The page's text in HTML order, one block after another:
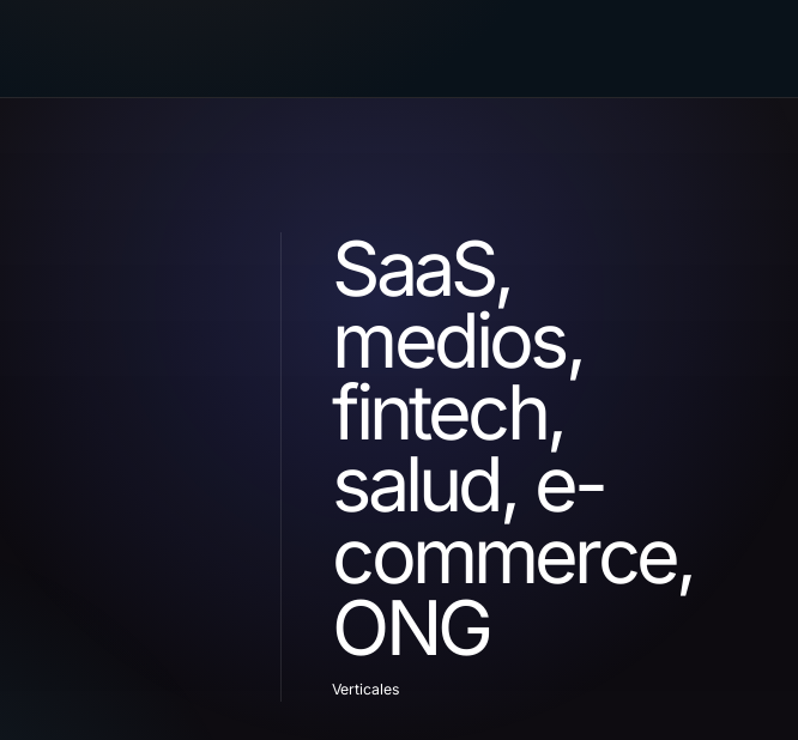
SaaS,
medios,
fintech,
salud, e-
commerce,
ONG
Verticales